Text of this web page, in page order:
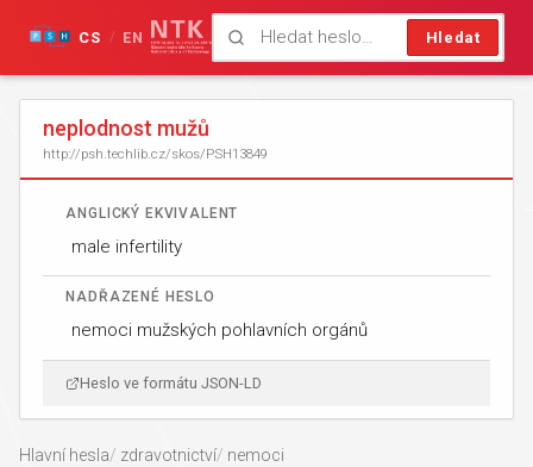
Hledat
CS / EN
neplodnost mužů
http://psh.techlib.cz/skos/PSH13849
ANGLICKÝ EKVIVALENT
male infertility
NADŘAZENÉ HESLO
nemoci mužských pohlavních orgánů
Heslo ve formátu JSON-LD
Hlavní hesla zdravotnictví
nemoci